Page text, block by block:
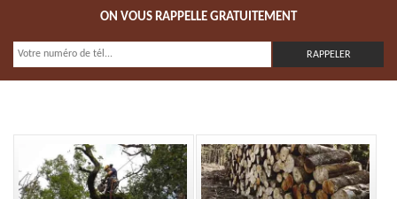
ON VOUS RAPPELLE GRATUITEMENT